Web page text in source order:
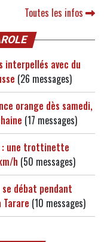
Toutes les infos
interpellés avec du
(26 messages)
orange dès samedi,
(17 messages)
: une trottinette
h (50 messages)
débat pendant
(10 messages)